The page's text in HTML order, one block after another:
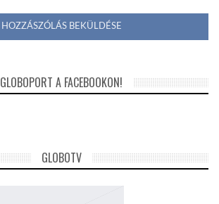
GLOBOPORT A FACEBOOKON!
GLOBOTV